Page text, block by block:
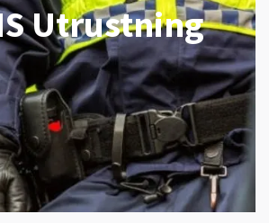
Utrustning